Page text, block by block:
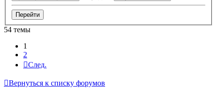
54 темы
1
2
След.
Вернуться к списку форумов